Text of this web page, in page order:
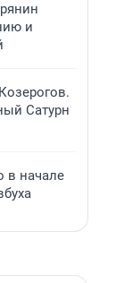
и
Сатурн
в начале